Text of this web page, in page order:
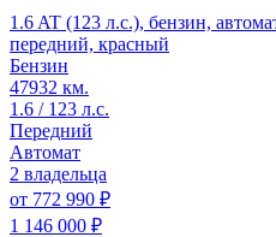
1.6 AT (123 л.с.), бензин,
передний, красный
Бензин
47932 км.
1.6 / 123 л.с.
Передний
Автомат
2 владельца
от 772 990 ₽
1 146 000 ₽